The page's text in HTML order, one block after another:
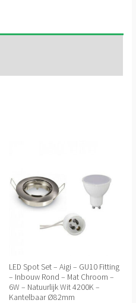
LED Spot Set – Aigi – GU10 Fitting
– Inbouw Rond – Mat Chroom –
6W – Natuurlijk Wit 4200K –
Kantelbaar Ø82mm